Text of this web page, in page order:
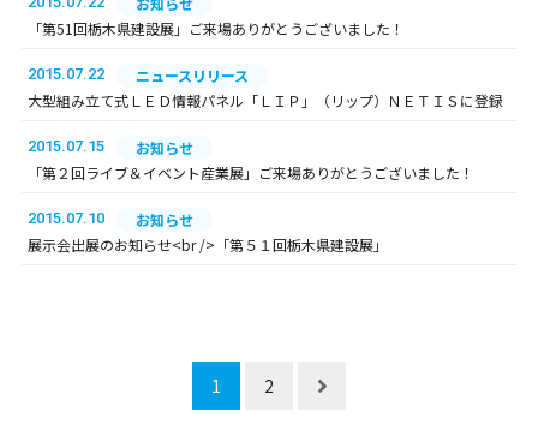
「第51回栃木県建設展」ご来場ありがとうございました！
2015.07.22
ニュースリリース
大型組み立て式ＬＥＤ情報パネル「ＬＩＰ」（リップ）ＮＥＴＩＳに登録
2015.07.15
お知らせ
「第２回ライブ＆イベント産業展」ご来場ありがとうございました！
2015.07.10
お知らせ
展示会出展のお知らせ<br />「第５１回栃木県建設展」
1 2